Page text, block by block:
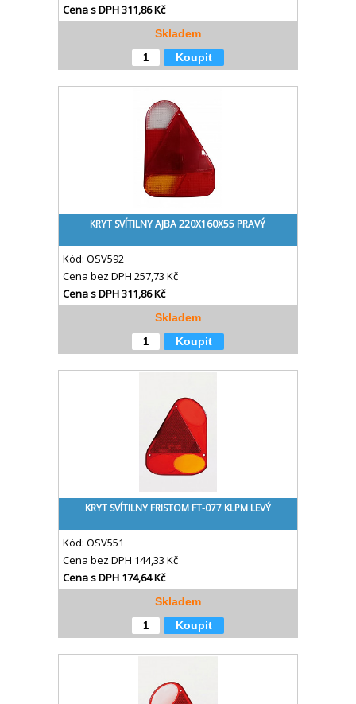
Cena s DPH311,86 Kč
Skladem
Koupit
KRYT SVÍTILNY AJBA 220X160X55 PRAVÝ
Kód: OSV592
Cena bez DPH 257,73 Kč
Cena s DPH311,86 Kč
Skladem
Koupit
KRYT SVÍTILNY FRISTOM FT-077 KLPM LEVÝ
Kód: OSV551
Cena bez DPH 144,33 Kč
Cena s DPH 174,64 Kč
Skladem
Koupit